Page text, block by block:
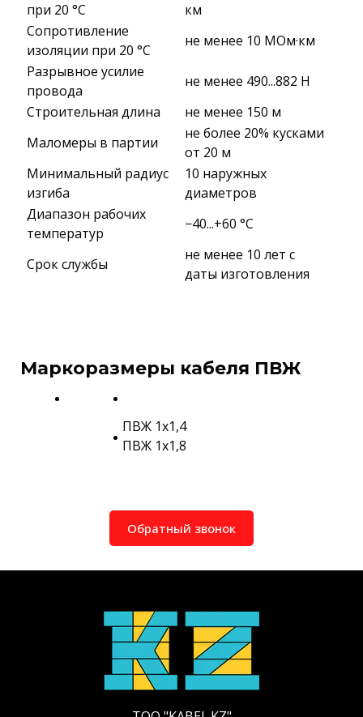
при 20 °С
км
Сопротивление
изоляции при 20 °С
не менее 10 МОм·км
Разрывное усилие
провода
не менее 490...882 Н
Строительная длина
не менее 150 м
Маломеры в партии
не более 20% кусками
от 20 м
Минимальный радиус
изгиба
10 наружных
диаметров
Диапазон рабочих
температур
−40...+60 °C
Срок службы
не менее 10 лет с
даты изготовления
Маркоразмеры кабеля ПВЖ
ПВЖ 1х1,4
ПВЖ 1х1,8
Обратный звонок